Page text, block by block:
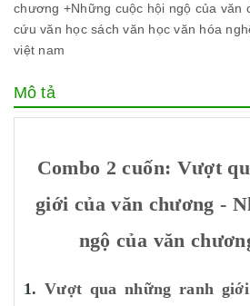
chương +Những cuộc hội ngộ của văn
cứu văn học sách văn học văn hóa
việt nam
Mô tả
Combo 2 cuốn: Vượt
giới của văn chương -
ngộ của văn
1. Vượt qua những ranh